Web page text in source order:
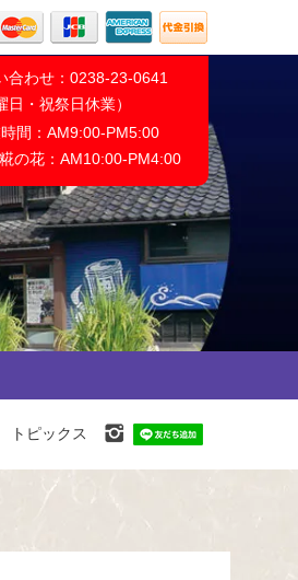
合わせ：0238-23-0641
日・祝祭日休業）
間：AM9:00-PM5:00
の花：AM10:00-PM4:00
ピックス